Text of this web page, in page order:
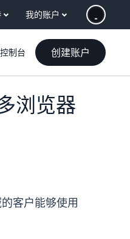
我的账户
制台 创建账户
浏览器
客户能够使用